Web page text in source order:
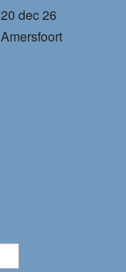
20 dec 26
Amersfoort